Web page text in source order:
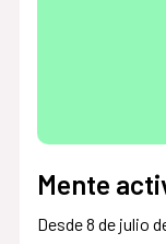
Mente
Desde 8 de julio